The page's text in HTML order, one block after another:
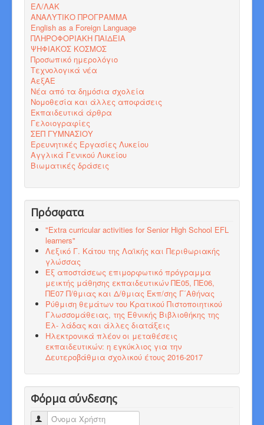
ΕΛ/ΛΑΚ
ΑΝΑΛΥΤΙΚΟ ΠΡΟΓΡΑΜΜΑ
English as a Foreign Language
ΠΛΗΡΟΦΟΡΙΑΚΗ ΠΑΙΔΕΙΑ
ΨΗΦΙΑΚΟΣ ΚΟΣΜΟΣ
Προσωπικό ημερολόγιο
Τεχνολογικά νέα
ΑεξΑΕ
Νέα από τα δημόσια σχολεία
Νομοθεσία και άλλες αποφάσεις
Εκπαιδευτικά άρθρα
Γελοιογραφίες
ΣΕΠ ΓΥΜΝΑΣΙΟΥ
Ερευνητικές Εργασίες Λυκείου
Αγγλικά Γενικού Λυκείου
Βιωματικές δράσεις
Πρόσφατα
"Εxtra curricular activities for Senior High School EFL
learners"
Λεξικό Γ. Κάτου της Λαϊκής και Περιθωριακής
γλώσσας
Εξ αποστάσεως επιμορφωτικό πρόγραμμα
μεικτής μάθησης εκπαιδευτικών ΠΕ05, ΠΕ06,
ΠΕ07 Π/θμιας και Δ/θμιας Εκπ/σης Γ΄Αθήνας
Ρύθμιση θεμάτων του Κρατικού Πιστοποιητικού
Γλωσσομάθειας, της Εθνικής Βιβλιοθήκης της
Ελ- λάδας και άλλες διατάξεις
Ηλεκτρονικά πλέον οι μεταθέσεις
εκπαιδευτικών: η εγκύκλιος για την
Δευτεροβάθμια σχολικού έτους 2016-2017
Φόρμα σύνδεσης
Όνομα Χρήστη